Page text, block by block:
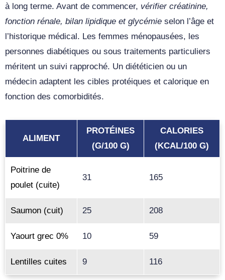
à long terme. Avant de commencer, vérifier créatinine,
fonction rénale, bilan lipidique et glycémie selon l’âge et
l’historique médical. Les femmes ménopausées, les
personnes diabétiques ou sous traitements particuliers
méritent un suivi rapproché. Un diététicien ou un
médecin adaptent les cibles protéiques et calorique en
fonction des comorbidités.
ALIMENT
PROTÉINES
(G/100 G)
CALORIES
(KCAL/100 G)
Poitrine de
poulet (cuite)
31 165
Saumon (cuit) 25 208
Yaourt grec 0% 10 59
Lentilles cuites 9 116